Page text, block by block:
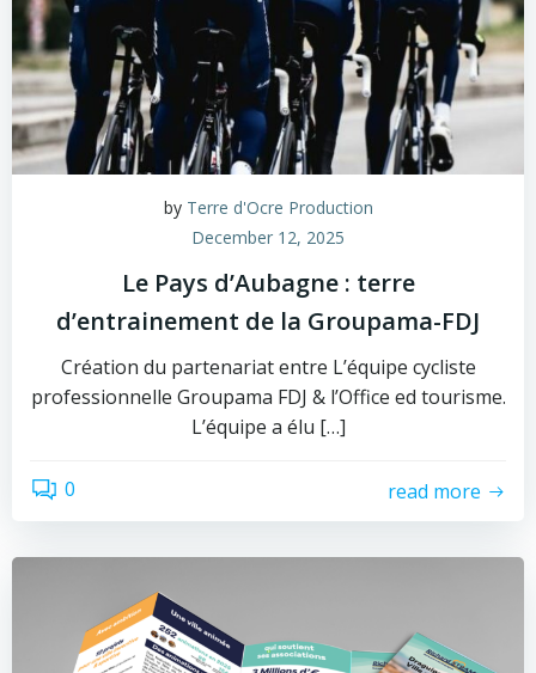
by Terre d'Ocre Production
December 12, 2025
Le Pays d’Aubagne : terre
d’entrainement de la Groupama-FDJ
Création du partenariat entre L’équipe cycliste
professionnelle Groupama FDJ & l’Office ed tourisme.
L’équipe a élu […]
0 read more